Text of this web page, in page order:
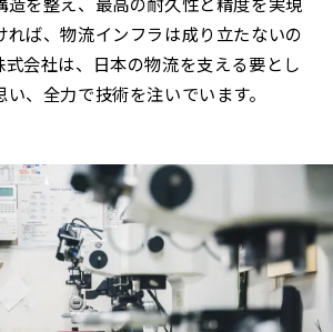
れば、物流インフラは成り立たないの
会社は、日本の物流を支える要とし
、全力で技術を注いでいます。